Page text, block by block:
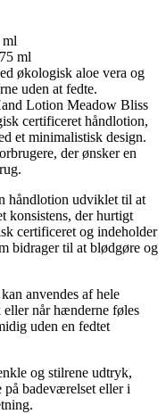
ml
økologisk aloe vera og
uden at fedte.
Lotion Meadow Bliss
certificeret håndlotion,
et minimalistisk design.
der ønsker en
håndlotion udviklet til at
konsistens, der hurtigt
certificeret og indeholder
bidrager til at blødgøre og
anvendes af hele
når hænderne føles
uden en fedtet
og stilrene udtryk,
på badeværelset eller i